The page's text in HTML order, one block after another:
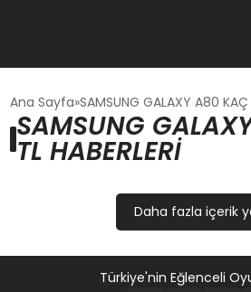
GÜNCEL
OYUN HABERLERI
EĞITIM
Ana Sayfa SAMSUNG GALAXY A80 KAÇ
SAMSUNG
TL HABERLERI
Daha fazla içerik
Türkiye'nin Eğlenceli